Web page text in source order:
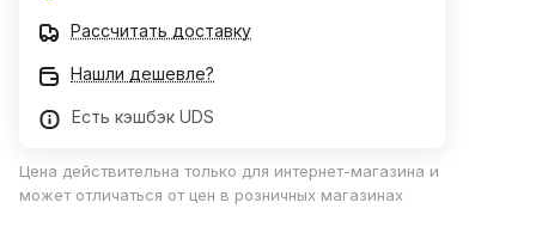
Рассчитать доставку
Нашли дешевле?
Есть кэшбэк UDS
Цена действительна только для интернет-магазина и
может отличаться от цен в розничных магазинах